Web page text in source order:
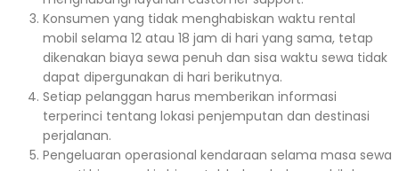
Konsumen yang tidak menghabiskan waktu rental
mobil selama 12 atau 18 jam di hari yang sama, tetap
dikenakan biaya sewa penuh dan sisa waktu sewa tidak
dapat dipergunakan di hari berikutnya.
Setiap pelanggan harus memberikan informasi
terperinci tentang lokasi penjemputan dan destinasi
perjalanan.
Pengeluaran operasional kendaraan selama masa sewa